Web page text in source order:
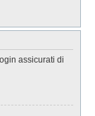
assicurati di